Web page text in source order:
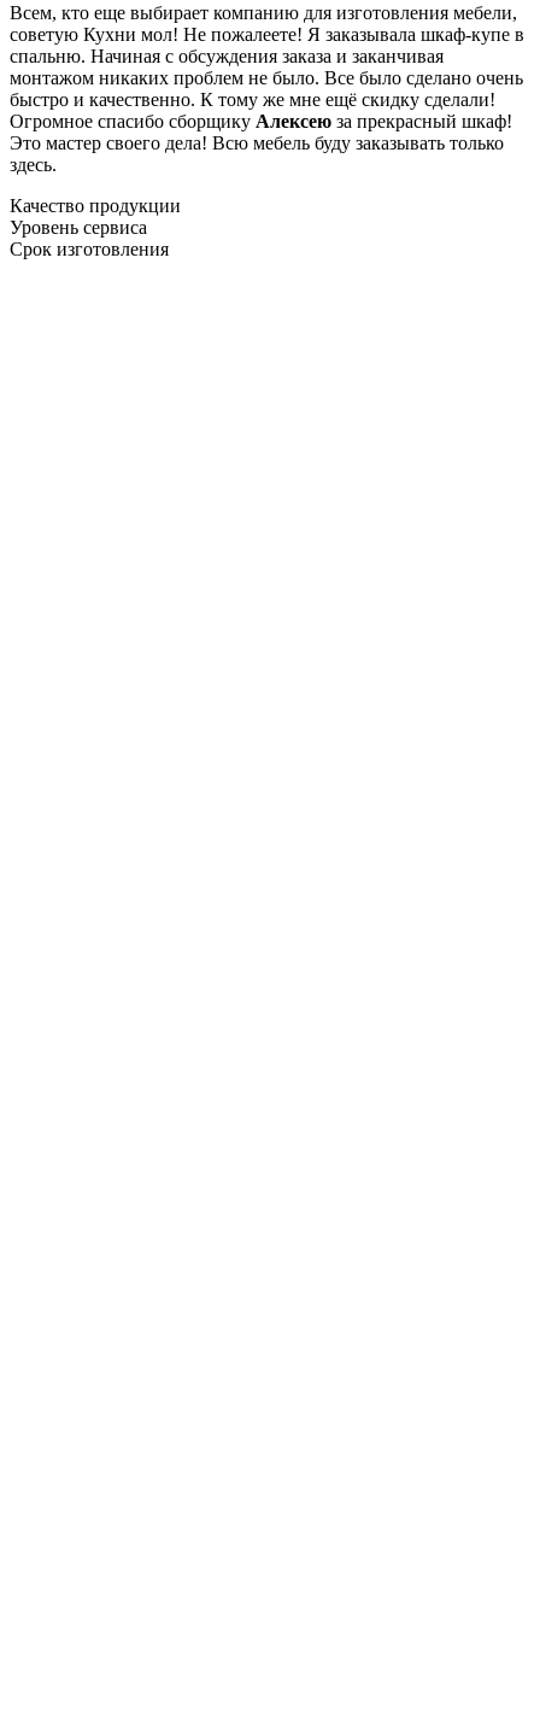
Всем, кто еще выбирает компанию для изготовления мебели,
советую Кухни мол! Не пожалеете! Я заказывала шкаф-купе в
спальню. Начиная с обсуждения заказа и заканчивая
монтажом никаких проблем не было. Все было сделано очень
быстро и качественно. К тому же мне ещё скидку сделали!
Огромное спасибо сборщику Алексею за прекрасный шкаф!
Это мастер своего дела! Всю мебель буду заказывать только
здесь.
Качество продукции
Уровень сервиса
Срок изготовления